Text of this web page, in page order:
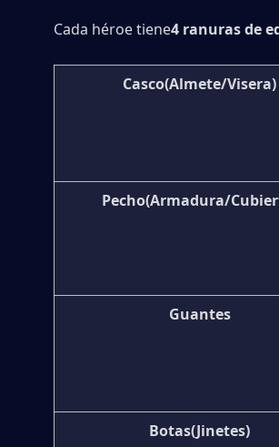
Cada héroe tiene4 ranuras de
Casco(Almete/Visera)
Pecho(Armadura/
Guantes
Botas(Jinetes)